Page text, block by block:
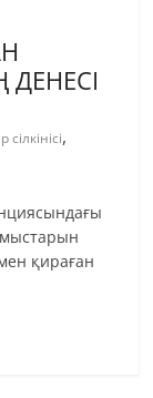
сілкінісі,
қираған